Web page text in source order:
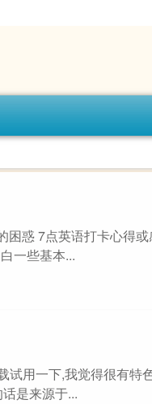
惑 7点英语打卡心得或
一些基本...
试用一下,我觉得很有特
是来源于...